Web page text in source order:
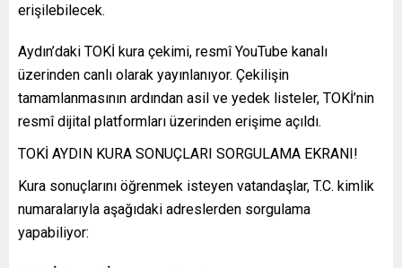
erişilebilecek.
Aydın’daki TOKİ kura çekimi, resmî YouTube kanalı
üzerinden canlı olarak yayınlanıyor. Çekilişin
tamamlanmasının ardından asil ve yedek listeler, TOKİ’nin
resmî dijital platformları üzerinden erişime açıldı.
TOKİ AYDIN KURA SONUÇLARI SORGULAMA EKRANI!
Kura sonuçlarını öğrenmek isteyen vatandaşlar, T.C. kimlik
numaralarıyla aşağıdaki adreslerden sorgulama
yapabiliyor: